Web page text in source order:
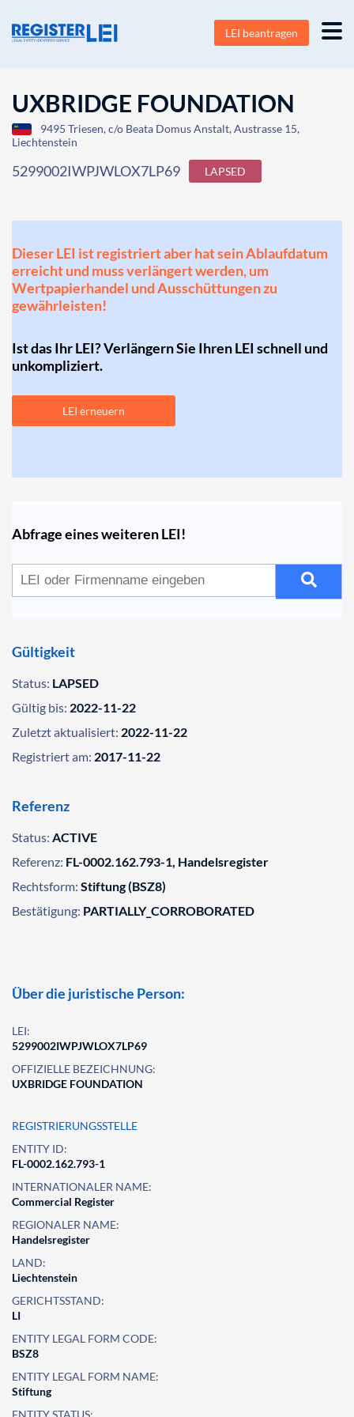
LEI beantragen
UXBRIDGE FOUNDATION
9495 Triesen, c/o Beata Domus Anstalt, Austrasse 15,
Liechtenstein
5299002IWPJWLOX7LP69 LAPSED
Dieser LEI ist registriert aber hat sein Ablaufdatum
erreicht und muss verlängert werden, um
Wertpapierhandel und Ausschüttungen zu
gewährleisten!
Ist das Ihr LEI? Verlängern Sie Ihren LEI schnell und
unkompliziert.
LEI erneuern
Abfrage eines weiteren LEI!
Gültigkeit
Status: LAPSED
Gültig bis: 2022-11-22
Zuletzt aktualisiert: 2022-11-22
Registriert am: 2017-11-22
Referenz
Status: ACTIVE
Referenz: FL-0002.162.793-1, Handelsregister
Rechtsform: Stiftung (BSZ8)
Bestätigung: PARTIALLY_CORROBORATED
Über die juristische Person:
LEI:
5299002IWPJWLOX7LP69
OFFIZIELLE BEZEICHNUNG:
UXBRIDGE FOUNDATION
REGISTRIERUNGSSTELLE
ENTITY ID:
FL-0002.162.793-1
INTERNATIONALER NAME:
Commercial Register
REGIONALER NAME:
Handelsregister
LAND:
Liechtenstein
GERICHTSSTAND:
LI
ENTITY LEGAL FORM CODE:
BSZ8
ENTITY LEGAL FORM NAME:
Stiftung
ENTITY STATUS: